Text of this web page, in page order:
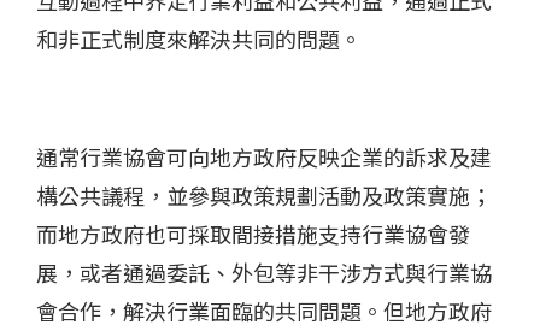
和非正式制度來解決共同的問題。
通常行業協會可向地方政府反映企業的訴求及建
構公共議程，並參與政策規劃活動及政策實施；
而地方政府也可採取間接措施支持行業協會發
展，或者通過委託、外包等非干涉方式與行業協
會合作，解決行業面臨的共同問題。但地方政府